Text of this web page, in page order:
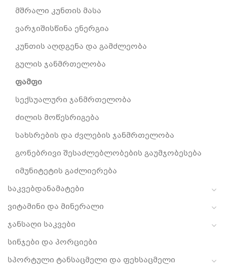
მშრალი კუნთის მასა
ვარჯიშისწინა ენერგია
კუნთის აღდგენა და გამძლეობა
გულის ჯანმრთელობა
ფამფი
სექსუალური ჯანმრთელობა
ძილის მოწესრიგება
სახსრების და ძვლების ჯანმრთელობა
გონებრივი შესაძლებლობების გაუმჯობესება
იმუნიტეტის გაძლიერება
საკვებდანამატები
ვიტამინი და მინერალი
ჯანსაღი საკვები
სინჯები და პორციები
სპორტული ტანსაცმელი და ფეხსაცმელი